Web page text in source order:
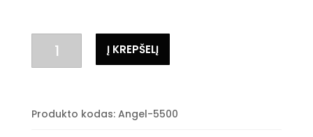
kiekis:
5500
Į KREPŠELĮ
Produkto kodas: Angel-5500